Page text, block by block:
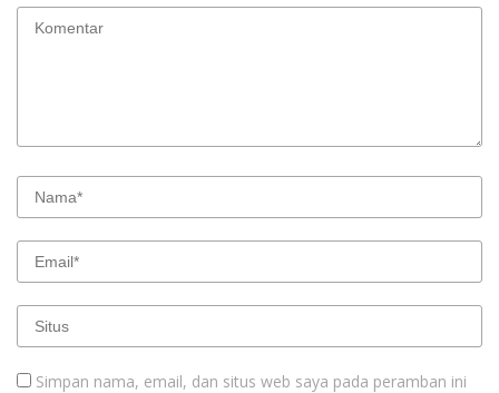
Simpan nama, email, dan situs web saya pada peramban ini